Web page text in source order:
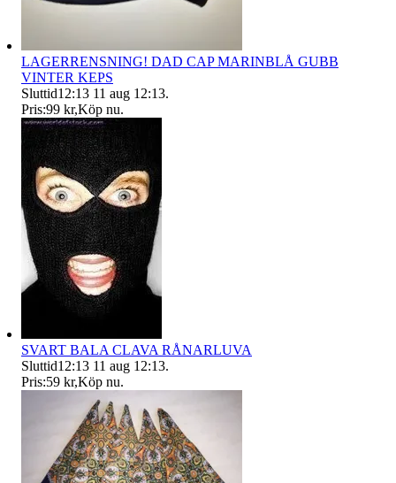
LAGERRENSNING! DAD CAP MARINBLÅ GUBB
VINTER KEPS
Sluttid12:13 11 aug 12:13.
Pris:99 kr,Köp nu.
SVART BALA CLAVA RÅNARLUVA
Sluttid12:13 11 aug 12:13.
Pris:59 kr,Köp nu.